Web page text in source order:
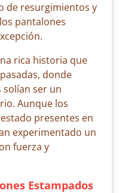
de resurgimientos y
pantalones
rica historia que
donde
solían ser un
Aunque los
presentes en
experimentado un
fuerza y
Estampados